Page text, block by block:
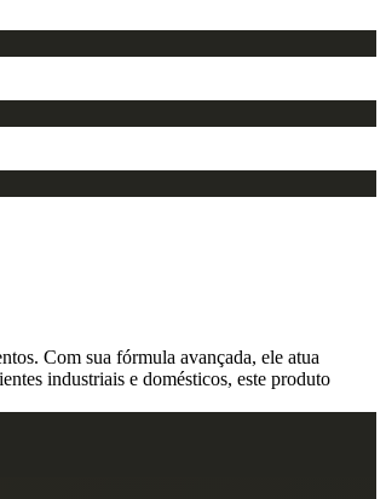
Com sua fórmula avançada, ele atua
industriais e domésticos, este produto